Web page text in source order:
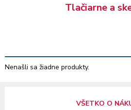
Tlačiarne a
Nenašli sa žiadne produkty.
VŠETKO O